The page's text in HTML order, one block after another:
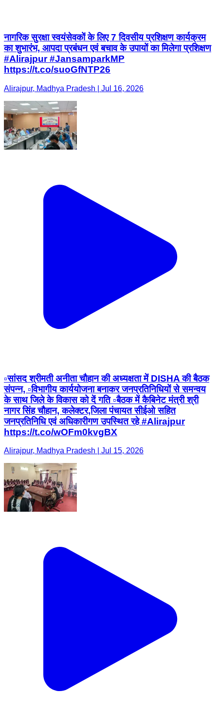
नागरिक सुरक्षा स्वयंसेवकों के लिए 7 दिवसीय प्रशिक्षण कार्यक्रम
का शुभारंभ, आपदा प्रबंधन एवं बचाव के उपायों का मिलेगा प्रशिक्षण
#Alirajpur #JansamparkMP
https://t.co/suoGfNTP26
Alirajpur, Madhya Pradesh | Jul 16, 2026
▫️सांसद श्रीमती अनीता चौहान की अध्यक्षता में DISHA की बैठक
संपन्न, ▫️विभागीय कार्ययोजना बनाकर जनप्रतिनिधियों से समन्वय
के साथ जिले के विकास को दें गति ▫️बैठक में कैबिनेट मंत्री श्री
नागर सिंह चौहान, कलेक्टर,जिला पंचायत सीईओ सहित
जनप्रतिनिधि एवं अधिकारीगण उपस्थित रहे #Alirajpur
https://t.co/wOFm0kvgBX
Alirajpur, Madhya Pradesh | Jul 15, 2026